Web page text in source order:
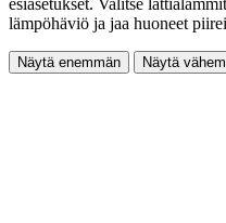
lämpöhäviö ja jaa huoneet
Näytä enemmän Näytä